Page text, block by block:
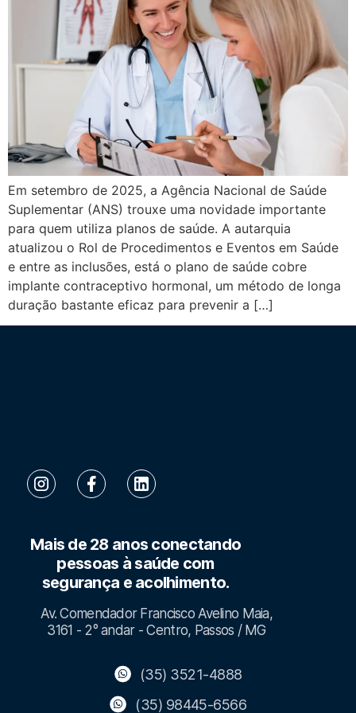
Em setembro de 2025, a Agência Nacional de Saúde
Suplementar (ANS) trouxe uma novidade importante
para quem utiliza planos de saúde. A autarquia
atualizou o Rol de Procedimentos e Eventos em Saúde
e entre as inclusões, está o plano de saúde cobre
implante contraceptivo hormonal, um método de longa
duração bastante eficaz para prevenir a […]
Mais de 28 anos conectando
pessoas à saúde com
segurança e acolhimento.
Av. Comendador Francisco Avelino Maia,
3161 - 2° andar - Centro, Passos / MG
(35) 3521-4888
(35) 98445-6566